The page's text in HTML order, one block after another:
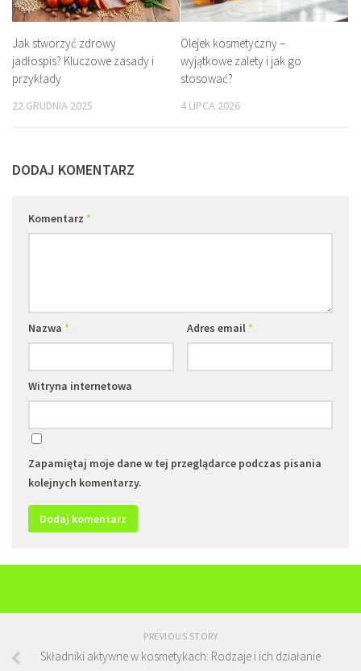
Jak stworzyć zdrowy
jadłospis? Kluczowe zasady i
przykłady
22 GRUDNIA 2025
Olejek kosmetyczny –
wyjątkowe zalety i jak go
stosować?
4 LIPCA 2026
DODAJ KOMENTARZ
Komentarz *
Nazwa * Adres email*
Witryna internetowa
Zapamiętaj moje dane w tej przeglądarce podczas pisania
kolejnych komentarzy.
PREVIOUS STORY
Składniki aktywne w kosmetykach: Rodzaje i ich działanie